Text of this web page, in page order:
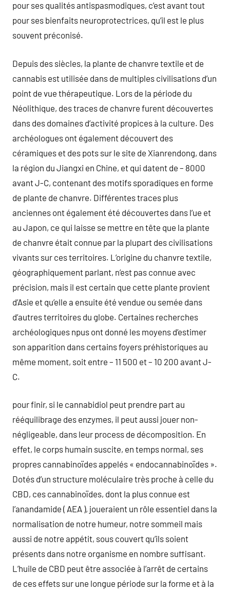
pour ses qualités antispasmodiques, c’est avant tout
pour ses bienfaits neuroprotectrices, qu’il est le plus
souvent préconisé.
Depuis des siècles, la plante de chanvre textile et de
cannabis est utilisée dans de multiples civilisations d’un
point de vue thérapeutique. Lors de la période du
Néolithique, des traces de chanvre furent découvertes
dans des domaines d’activité propices à la culture. Des
archéologues ont également découvert des
céramiques et des pots sur le site de Xianrendong, dans
la région du Jiangxi en Chine, et qui datent de – 8000
avant J-C, contenant des motifs sporadiques en forme
de plante de chanvre. Différentes traces plus
anciennes ont également été découvertes dans l’ue et
au Japon, ce qui laisse se mettre en tête que la plante
de chanvre était connue par la plupart des civilisations
vivants sur ces territoires. L’origine du chanvre textile,
géographiquement parlant, n’est pas connue avec
précision, mais il est certain que cette plante provient
d’Asie et qu’elle a ensuite été vendue ou semée dans
d’autres territoires du globe. Certaines recherches
archéologiques npus ont donné les moyens d’estimer
son apparition dans certains foyers préhistoriques au
même moment, soit entre – 11 500 et – 10 200 avant J-
C.
pour finir, si le cannabidiol peut prendre part au
rééquilibrage des enzymes, il peut aussi jouer non-
négligeable, dans leur process de décomposition. En
effet, le corps humain suscite, en temps normal, ses
propres cannabinoïdes appelés « endocannabinoïdes ».
Dotés d’un structure moléculaire très proche à celle du
CBD, ces cannabinoïdes, dont la plus connue est
l’anandamide ( AEA ), joueraient un rôle essentiel dans la
normalisation de notre humeur, notre sommeil mais
aussi de notre appétit, sous couvert qu’ils soient
présents dans notre organisme en nombre suffisant.
L’huile de CBD peut être associée à l’arrêt de certains
de ces effets sur une longue période sur la forme et à la